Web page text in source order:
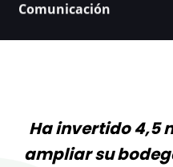
Comunicación
Ha invertido 4,5
ampliar su